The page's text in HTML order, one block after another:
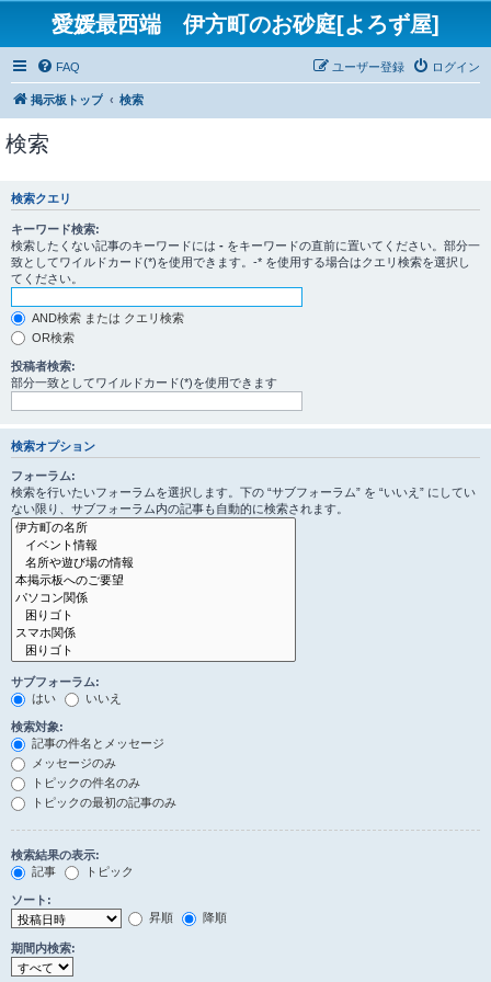
愛媛最西端 伊方町のお砂庭[よろず屋]
FAQ ログイン
ユーザー登録
掲示板トップ 検索
検索
検索クエリ
キーワード検索:
検索したくない記事のキーワードには - をキーワードの直前に置いてください。部分一
致としてワイルドカード(*)を使用できます。-* を使用する場合はクエリ検索を選択し
てください。
AND検索 または クエリ検索
OR検索
投稿者検索:
部分一致としてワイルドカード(*)を使用できます
検索オプション
フォーラム:
検索を行いたいフォーラムを選択します。下の “サブフォーラム” を “いいえ” にしてい
ない限り、サブフォーラム内の記事も自動的に検索されます。
サブフォーラム:
はい
いいえ
検索対象:
記事の件名とメッセージ
メッセージのみ
トピックの件名のみ
トピックの最初の記事のみ
検索結果の表示:
記事
トピック
ソート:
昇順
降順
期間内検索: